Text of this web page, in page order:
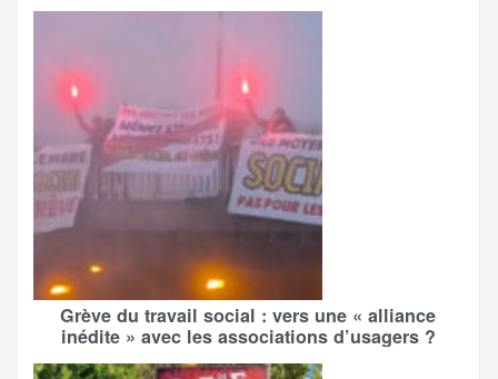
Grève du travail social : vers une « alliance
inédite » avec les associations d’usagers ?